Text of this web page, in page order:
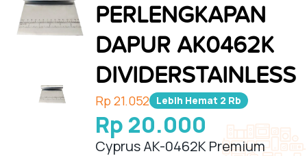
PERLENGKAPAN
DAPUR AK0462K
DIVIDERSTAINLESS
Rp 21.052 Lebih Hemat 2 Rb
Rp 20.000
Cyprus AK-0462K Premium